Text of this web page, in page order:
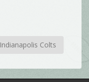
Indianapolis Colts